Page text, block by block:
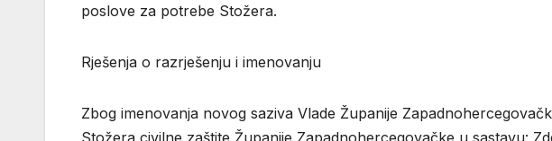
poslove za potrebe Stožera.
Rješenja o razrješenju i imenovanju
Zbog imenovanja novog saziva Vlade Županije
Stožera civilne zaštite Županije Zapadnohercegovačke u sastavu: